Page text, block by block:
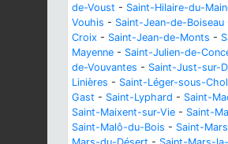
de-Voust - Saint-Hilaire-du-
Vouhis - Saint-Jean-de-Boiseau
Croix - Saint-Jean-de-Monts -
Mayenne - Saint-Julien-de-
de-Vouvantes - Saint-Just-sur-
Linières - Saint-Léger-sous-
Gast - Saint-Lyphard - Saint-
Saint-Maixent-sur-Vie - Saint-
Saint-Malô-du-Bois - Saint-